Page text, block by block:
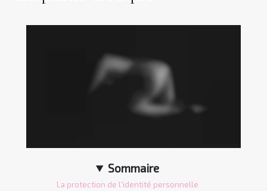
Sommaire
La protection de l'identité personnelle